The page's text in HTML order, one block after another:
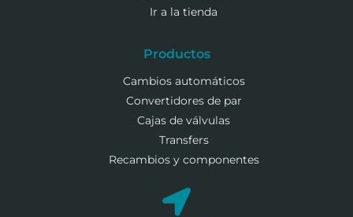
Ir a la tienda
Productos
Cambios automáticos
Convertidores de par
Cajas de válvulas
Transfers
Recambios y componentes